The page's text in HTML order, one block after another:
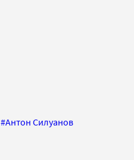
#Антон Силуанов